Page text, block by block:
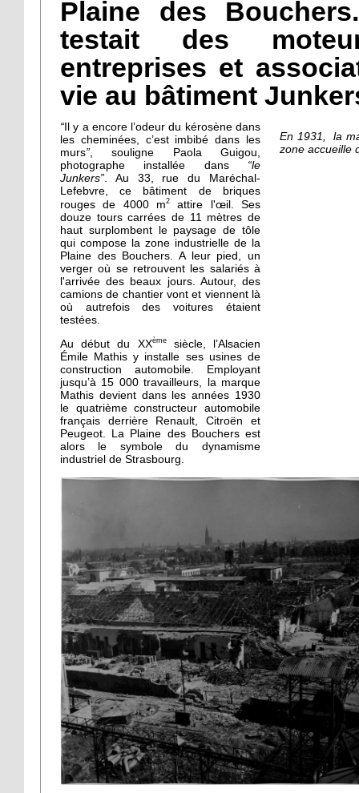
Plaine des
testait des
entreprises et
vie au bâtiment
“ Il y a encore l’odeur du kérosène dans
les cheminées, c’est imbibé dans les
murs”, souligne Paola Guigou,
photographe installée dans “le
Junkers”. Au 33, rue du Maréchal-
Lefebvre, ce bâtiment de briques
rouges de 4000 m2attire l'œil. Ses
douze tours carrées de 11 mètres de
haut surplombent le paysage de tôle
qui compose la zone industrielle de la
Plaine des Bouchers. A leur pied, un
verger où se retrouvent les salariés à
l'arrivée des beaux jours. Autour, des
camions de chantier vont et viennent là
où autrefois des voitures étaient
testées.
Au début du XXèmesiècle, l’Alsacien
Émile Mathis y installe ses usines de
construction automobile. Employant
jusqu’à 15 000 travailleurs, la marque
Mathis devient dans les années 1930
le quatrième constructeur automobile
français derrière Renault, Citroën et
Peugeot. La Plaine des Bouchers est
alors le symbole du dynamisme
industriel de Strasbourg.
En 1931, la
zone accueille